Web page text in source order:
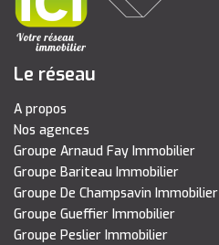
Le réseau
A propos
Nos agences
Groupe Arnaud Fay Immobilier
Groupe Bariteau Immobilier
Groupe De Champsavin Immobilier
Groupe Gueffier Immobilier
Groupe Peslier Immobilier